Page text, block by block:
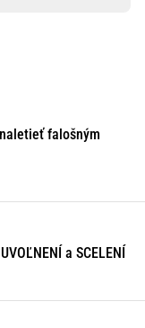
falošným
a SCELENÍ